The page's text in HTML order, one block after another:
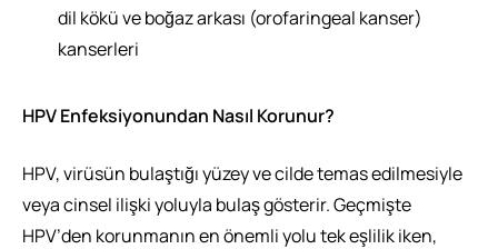
dil kökü ve boğaz arkası (orofaringeal kanser)
kanserleri
HPV Enfeksiyonundan Nasıl Korunur?
HPV, virüsün bulaştığı yüzey ve cilde temas edilmesiyle
veya cinsel ilişki yoluyla bulaş gösterir. Geçmişte
HPV’den korunmanın en önemli yolu tek eşlilik iken,